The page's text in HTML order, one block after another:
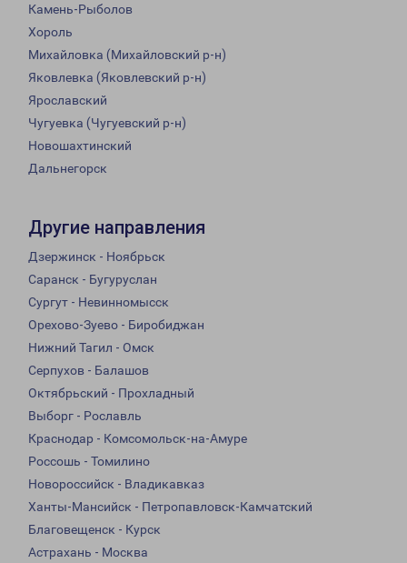
Камень-Рыболов
Хороль
Михайловка (Михайловский р-н)
Яковлевка (Яковлевский р-н)
Ярославский
Чугуевка (Чугуевский р-н)
Новошахтинский
Дальнегорск
Другие направления
Дзержинск - Ноябрьск
Саранск - Бугуруслан
Сургут - Невинномысск
Орехово-Зуево - Биробиджан
Нижний Тагил - Омск
Серпухов - Балашов
Октябрьский - Прохладный
Выборг - Рославль
Краснодар - Комсомольск-на-Амуре
Россошь - Томилино
Новороссийск - Владикавказ
Ханты-Мансийск - Петропавловск-Камчатский
Благовещенск - Курск
Астрахань - Москва